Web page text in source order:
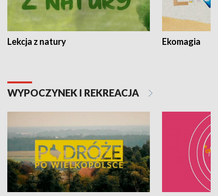
Lekcja z natury Ekomagia
WYPOCZYNEK I REKREACJA